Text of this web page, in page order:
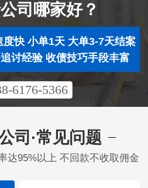
司哪家好？
快 小单1天 大单3-7天结案
讨经验 收债技巧手段丰富
6176-5366
司·常见问题
达95%以上 不回款不收取佣金